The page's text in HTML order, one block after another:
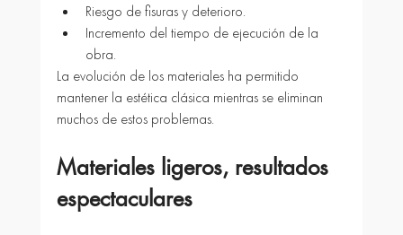
Riesgo de fisuras y deterioro.
Incremento del tiempo de ejecución de la
obra.
La evolución de los materiales ha permitido
mantener la estética clásica mientras se eliminan
muchos de estos problemas.
Materiales ligeros, resultados
espectaculares